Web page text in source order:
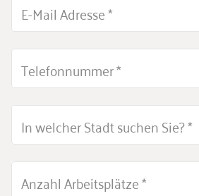
E-Mail Adresse*
Telefonnummer*
In welcher Stadt suchen Sie?*
Anzahl Arbeitsplätze*